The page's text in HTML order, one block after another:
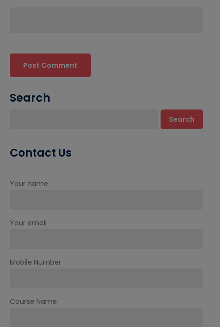
Search
Search
Contact Us
Your name
Your email
Mobile Number
Course Name